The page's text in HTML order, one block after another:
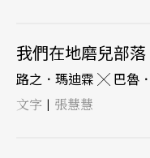
我們在地磨兒部
路之．瑪迪霖 ╳ 巴魯
文字 | 張慧慧